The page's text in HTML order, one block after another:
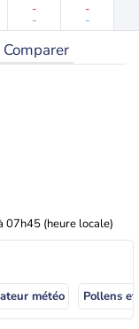
-
-
-
-
Comparer
07h45 (heure locale)
météo Pollens